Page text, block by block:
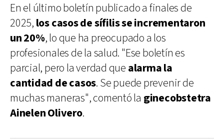
En el último boletín publicado a finales de
2025, los casos de sífilis se incrementaron
un 20%, lo que ha preocupado a los
profesionales de la salud. "Ese boletín es
parcial, pero la verdad que alarma la
cantidad de casos. Se puede prevenir de
muchas maneras", comentó la ginecobstetra
Ainelen Olivero.